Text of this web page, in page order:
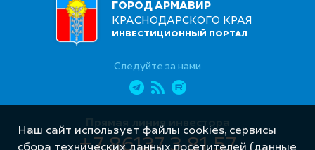
ГОРОД АРМАВИР
КРАСНОДАРСКОГО КРАЯ
ИНВЕСТИЦИОННЫЙ ПОРТАЛ
Следуйте за нами
Прямая линия инвестора
+7 86137 3 81 57
Наш сайт использует файлы cookies, сервисы